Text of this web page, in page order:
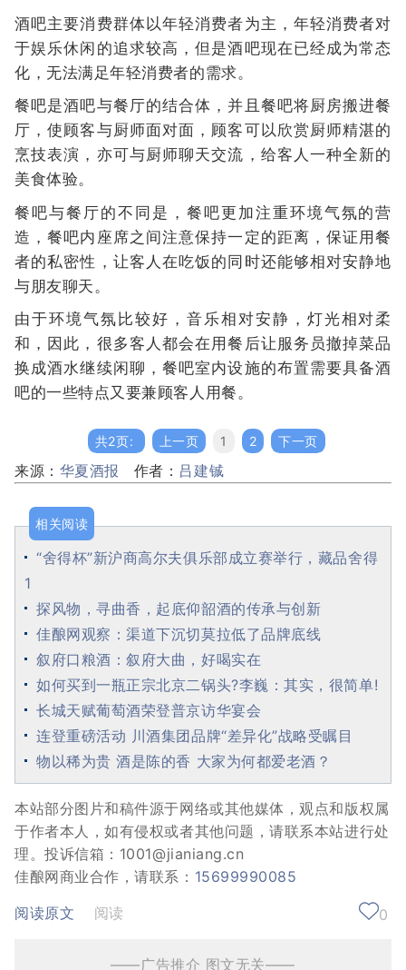
酒吧主要消费群体以年轻消费者为主，年轻消费者对
于娱乐休闲的追求较高，但是酒吧现在已经成为常态
化，无法满足年轻消费者的需求。
餐吧是酒吧与餐厅的结合体，并且餐吧将厨房搬进餐
厅，使顾客与厨师面对面，顾客可以欣赏厨师精湛的
烹技表演，亦可与厨师聊天交流，给客人一种全新的
美食体验。
餐吧与餐厅的不同是，餐吧更加注重环境气氛的营
造，餐吧内座席之间注意保持一定的距离，保证用餐
者的私密性，让客人在吃饭的同时还能够相对安静地
与朋友聊天。
由于环境气氛比较好，音乐相对安静，灯光相对柔
和，因此，很多客人都会在用餐后让服务员撤掉菜品
换成酒水继续闲聊，餐吧室内设施的布置需要具备酒
吧的一些特点又要兼顾客人用餐。
共2页: 上一页 1 2 下一页
来源： 华夏酒报 作者： 吕建铖
相关阅读
“舍得杯”新沪商高尔夫俱乐部成立赛举行，藏品舍得
1
探风物，寻曲香，起底仰韶酒的传承与创新
佳酿网观察：渠道下沉切莫拉低了品牌底线
叙府口粮酒：叙府大曲，好喝实在
如何买到一瓶正宗北京二锅头?李巍：其实，很简单!
长城天赋葡萄酒荣登普京访华宴会
连登重磅活动 川酒集团品牌“差异化”战略受瞩目
物以稀为贵 酒是陈的香 大家为何都爱老酒？
本站部分图片和稿件源于网络或其他媒体，观点和版权属
于作者本人，如有侵权或者其他问题，请联系本站进行处
理。投诉信箱：1001@jianiang.cn
佳酿网商业合作，请联系： 15699990085
阅读原文
阅读 0
——广告推介 图文无关——